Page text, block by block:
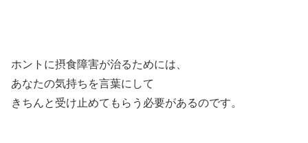
ホントに摂食障害が治るためには、
あなたの気持ちを言葉にして
きちんと受け止めてもらう必要があるのです。